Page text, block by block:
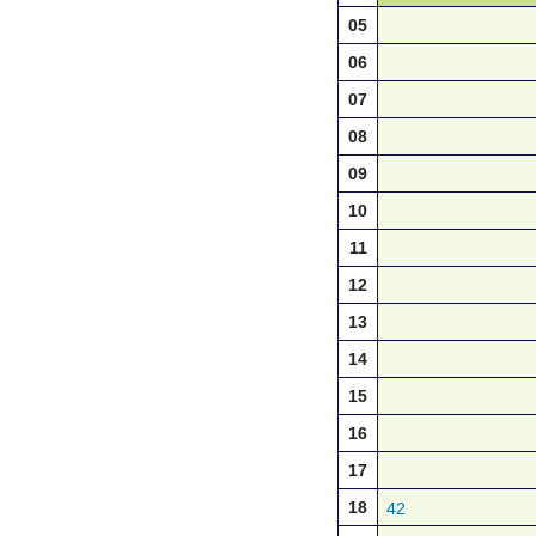
05
06
07
08
09
10
11
12
13
14
15
16
17
18
42